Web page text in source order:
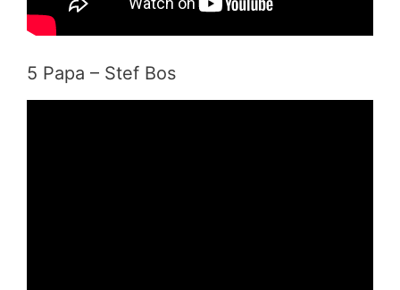
5 Papa – Stef Bos